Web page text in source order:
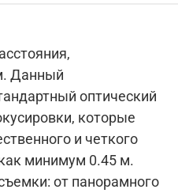
Данный
оптический
которые
и четкого
минимум 0.45 м.
от панорамного